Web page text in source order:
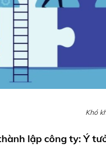
Khó
lập công ty: Ý